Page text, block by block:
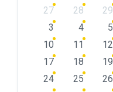
Skip
calendar
27 28 29
3
4 5
10
11 12
17
18 19
24
25 26